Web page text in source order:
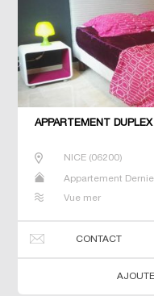
APPARTEMENT
NICE(06200)
Appartement
Vue mer
CONTACT